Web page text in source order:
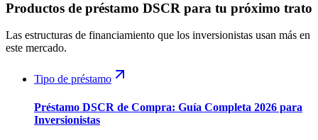
Productos de préstamo DSCR para tu próximo trato
Las estructuras de financiamiento que los inversionistas usan más en
este mercado.
Tipo de préstamo
Préstamo DSCR de Compra: Guía Completa 2026 para
Inversionistas